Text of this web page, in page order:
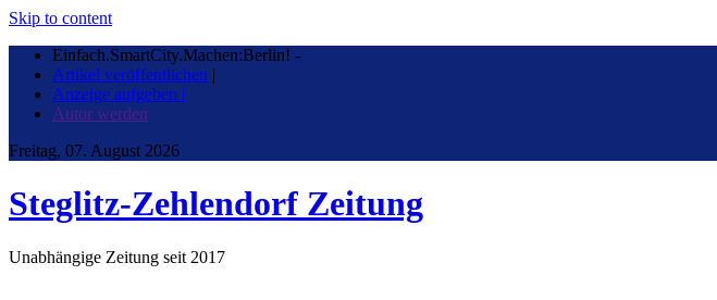
Skip to content
Einfach.SmartCity.Machen:Berlin! -
Artikel veröffentlichen |
Anzeige aufgeben |
Autor werden
Freitag, 07. August 2026
Steglitz-Zehlendorf Zeitung
Unabhängige Zeitung seit 2017